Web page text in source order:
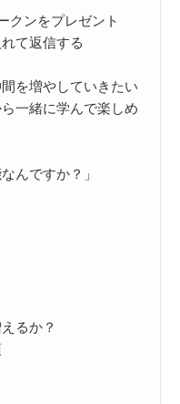
クンをプレゼント
て返信する
を増やしていきたい
一緒に学んで楽しめ
んですか？」
るか？